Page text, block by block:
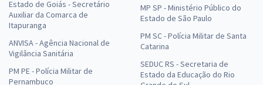
Estado de Goiás - Secretário
Auxiliar da Comarca de
Itapuranga
ANVISA - Agência Nacional de
Vigilância Sanitária
PM PE - Polícia Militar de
Pernambuco
MP SP - Ministério Público do
Estado de São Paulo
PM SC - Polícia Militar de Santa
Catarina
SEDUC RS - Secretaria de
Estado da Educação do Rio